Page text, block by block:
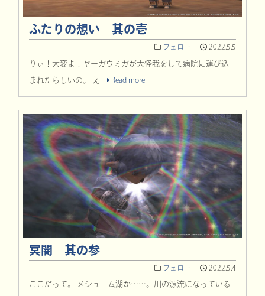
ふたりの想い 其の壱
フェロー 2022.5.5
りぃ！大変よ！ヤーガウミガが大怪我をして病院に運び込
まれたらしいの。 え Read more
冥闇 其の参
フェロー 2022.5.4
ここだって。 メシューム湖か……。川の源流になっている